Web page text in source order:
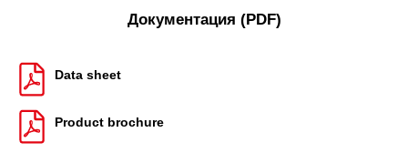
Документация (PDF)
Data sheet
Product brochure